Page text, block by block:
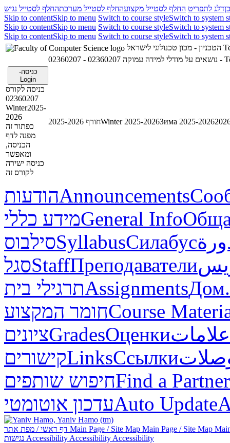
דלג לתפריט החלף לסטייל מקצועהחלף לסטייל מערכתהחלף לסטייל נגיש
Skip to contentSkip to menu Switch to course styleSwitch to system
Skip to contentSkip to menu Switch to course styleSwitch to system
Skip to contentSkip to menu Switch to course styleSwitch to system
02360207 - נושאים על מודלי למידה עמוקה
כניסה-
Login
כניסה לקורס
02360207
Winter2025-
2026
כפתור זה
מפנה לדף
הכניסה,
ומאפשר
כניסה ישירה
לקורס זה
חורף 2025-2026Winter 2025-2026Зима 2025-2026
הודעותAnnouncements
מידע כלליGeneral Info
סילבוסSyllabusСилабус
סגלStaffПреподаватели
תרגילי ביתAssignmentsДом.
חומר המקצועCourse
ציוניםGradesОценкиعلامات
קישוריםLinksСсылки
חיפוש שותפיםFind a Partner
עדכון אוטומטיAuto Update
Main Page / Site Map Main Page / Site Map
Accessibility Accessibility Accessibility